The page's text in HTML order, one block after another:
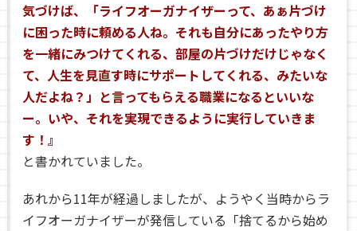
気づけば、「ライフオーガナイザーって、あぁ片づけ
に困った時に頼める人ね。それも自分にあったやり方
を一緒にみつけてくれる、部屋の片づけだけじゃなく
て、人生を見直す時にサポートしてくれる、みたいな
人だよね？」と言ってもらえる職業になるといいな
ー。 いや、それを実現できるように実行していきま
す！』
と書かれていました。
あれから11年が経過しましたが、ようやく当時からラ
イフオーガナイザーが発信している「捨てるから始め